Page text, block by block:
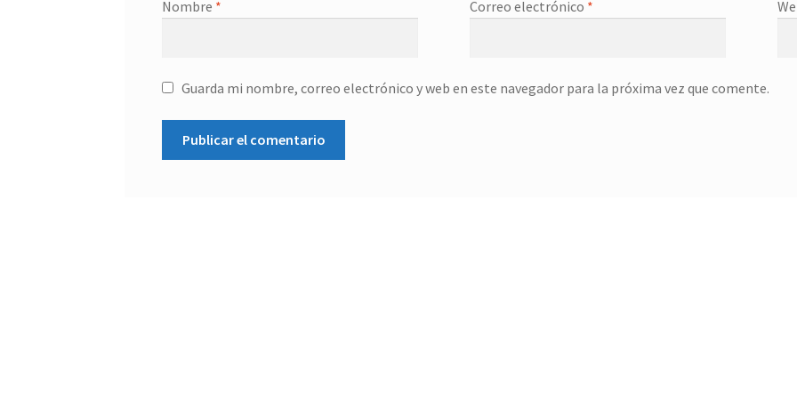
Nombre * Correo electrónico *
Guarda mi nombre, correo electrónico y web en este navegador para la próxima vez que comente.